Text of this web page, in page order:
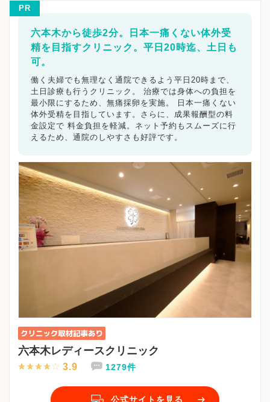
PR
六本木から徒歩2分。日本一痛くない体外受
精を目指すクリニック。平日20時迄、土日も
可。
働く夫婦でも無理なく通院できるよう平日20時まで、
土日診療も行うクリニック。 治療では身体への負担を
最小限にするため、無痛採卵を実施。 日本一痛くない
体外受精を目指しています。さらに、成果報酬型の料
金設定で 料金負担を軽減。ネット予約もスムーズに行
えるため、通院のしやすさも好評です。
六本木レディースクリニック
3.9 1279件
公式サイトを見る